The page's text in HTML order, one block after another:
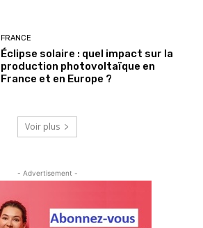
FRANCE
Éclipse solaire : quel impact sur la
production photovoltaïque en
France et en Europe ?
Voir plus
- Advertisement -